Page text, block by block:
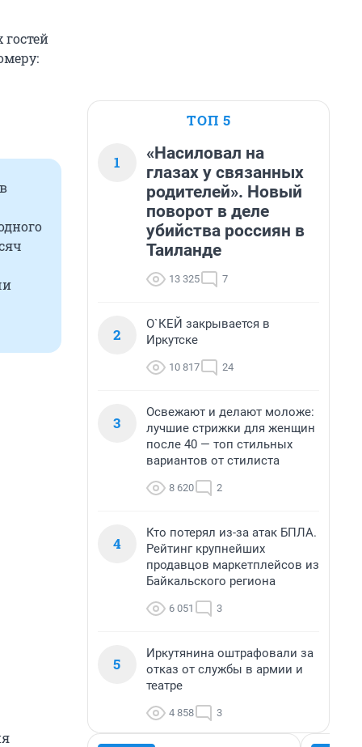
ТОП 5
1
«Насиловал на
глазах у связанных
родителей». Новый
поворот в деле
убийства россиян в
Таиланде
13 325 7
2
О`КЕЙ закрывается в
Иркутске
10 817 24
3
Освежают и делают моложе:
лучшие стрижки для женщин
после 40 — топ стильных
вариантов от стилиста
8 620 2
4
Кто потерял из-за атак БПЛА.
Рейтинг крупнейших
продавцов маркетплейсов из
Байкальского региона
6 051 3
5
Иркутянина оштрафовали за
отказ от службы в армии и
театре
4 858 3